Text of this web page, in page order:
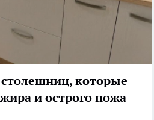
которые
и острого ножа